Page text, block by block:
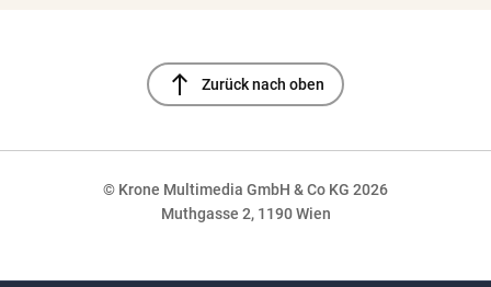
north Zurück nach oben
© Krone Multimedia GmbH & Co KG 2026
Muthgasse 2, 1190 Wien